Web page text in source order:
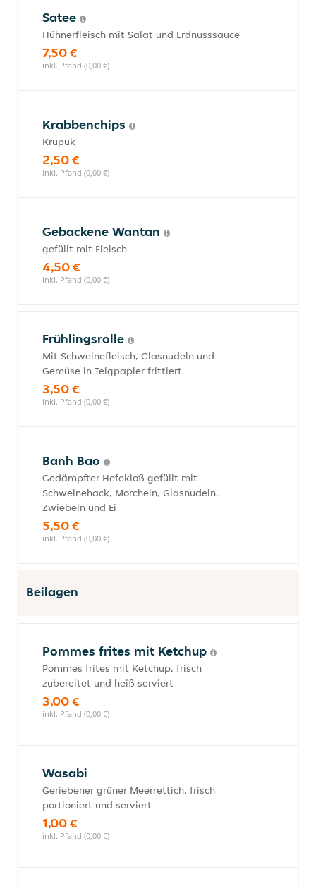
Satee
Hühnerfleisch mit Salat und Erdnusssauce
7,50 €
inkl. Pfand (0,00 €)
Krabbenchips
Krupuk
2,50 €
inkl. Pfand (0,00 €)
Gebackene Wantan
gefüllt mit Fleisch
4,50 €
inkl. Pfand (0,00 €)
Frühlingsrolle
Mit Schweinefleisch, Glasnudeln und
Gemüse in Teigpapier frittiert
3,50 €
inkl. Pfand (0,00 €)
Banh Bao
Gedämpfter Hefekloß gefüllt mit
Schweinehack, Morcheln, Glasnudeln,
Zwiebeln und Ei
5,50 €
inkl. Pfand (0,00 €)
Beilagen
Pommes frites mit Ketchup
Pommes frites mit Ketchup, frisch
zubereitet und heiß serviert
3,00 €
inkl. Pfand (0,00 €)
Wasabi
Geriebener grüner Meerrettich, frisch
portioniert und serviert
1,00 €
inkl. Pfand (0,00 €)